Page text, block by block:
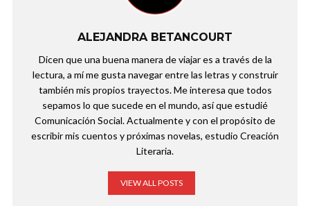
ALEJANDRA BETANCOURT
Dicen que una buena manera de viajar es a través de la
lectura, a mí me gusta navegar entre las letras y construir
también mis propios trayectos. Me interesa que todos
sepamos lo que sucede en el mundo, así que estudié
Comunicación Social. Actualmente y con el propósito de
escribir mis cuentos y próximas novelas, estudio Creación
Literaria.
VIEW ALL POSTS